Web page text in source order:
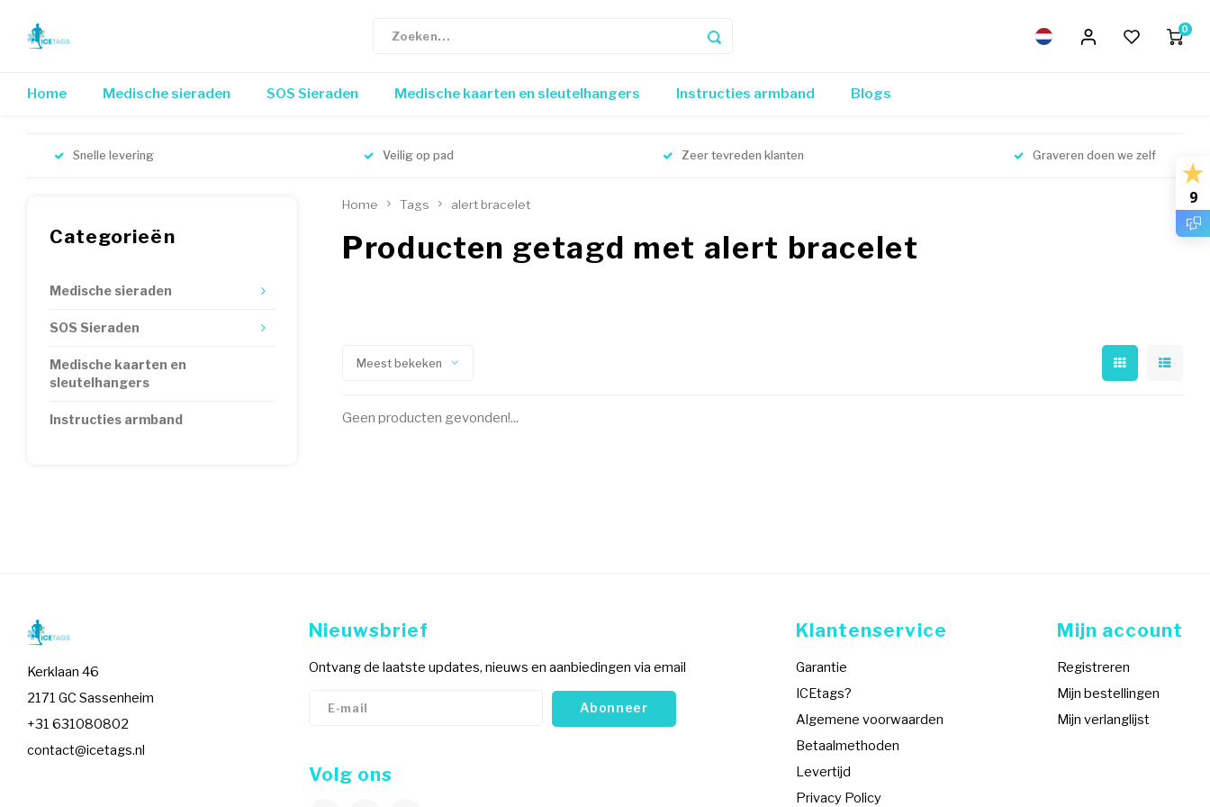
0
Home Medische sieraden SOS Sieraden Medische kaarten en sleutelhangers Instructies armband Blogs
Snelle levering Veilig op pad Zeer tevreden klanten Graveren doen we zelf
Categorieën
Medische sieraden
SOS Sieraden
Medische kaarten en
sleutelhangers
Instructies armband
Home Tags alert bracelet
Producten getagd met alert bracelet
Meest bekeken
Geen producten gevonden!...
Kerklaan 46
2171 GC Sassenheim
+31 631080802
contact@icetags.nl
Nieuwsbrief
Ontvang de laatste updates, nieuws en aanbiedingen via email
Abonneer
Volg ons
Klantenservice
Garantie
ICEtags?
Algemene voorwaarden
Betaalmethoden
Levertijd
Privacy Policy
Mijn account
Registreren
Mijn bestellingen
Mijn verlanglijst
9